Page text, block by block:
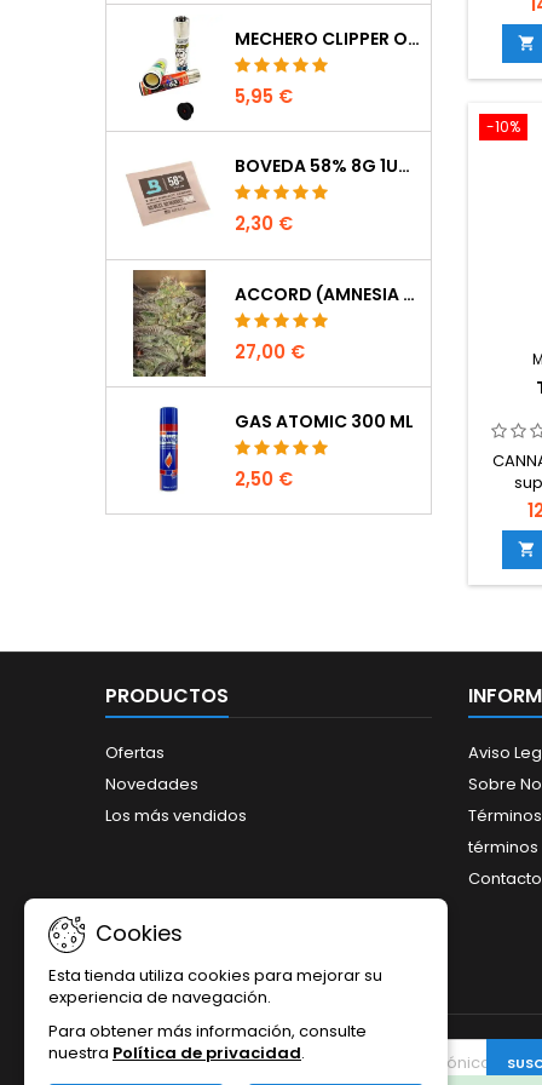
MECHERO CLIPPER OCULTACIÓN
5,95 €
BOVEDA 58% 8G 1UDS
2,30 €
ACCORD (AMNESIA CORDOBESA)
27,00 €
GAS ATOMIC 300 ML
2,50 €
y

-10%
en
PRODUCTOS
Ofertas
Novedades
Los más vendidos
Aviso
Sobre
Cookies
Esta tienda utiliza cookies para mejorar su
experiencia de navegación.
Para obtener más información, consulte
nuestra Política de privacidad.
BOLETÍN